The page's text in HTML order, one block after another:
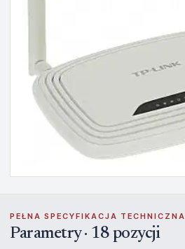
PEŁNA SPECYFIKACJA TECHNICZNA
Parametry · 18 pozycji